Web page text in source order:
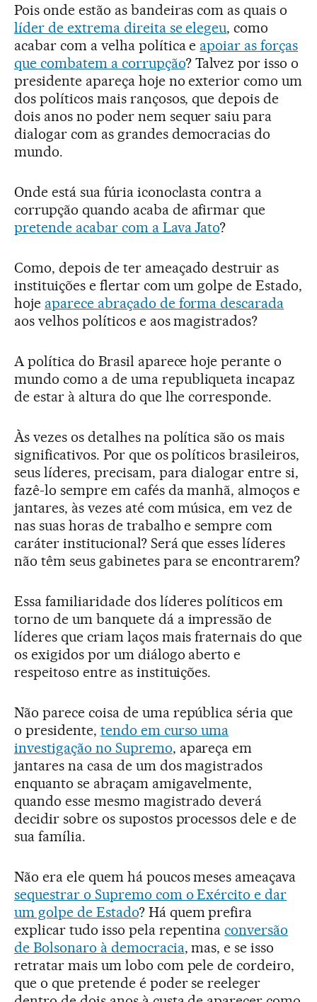
Pois onde estão as bandeiras com as quais o
líder de extrema direita se elegeu, como
acabar com a velha política e apoiar as forças
que combatem a corrupção? Talvez por isso o
presidente apareça hoje no exterior como um
dos políticos mais rançosos, que depois de
dois anos no poder nem sequer saiu para
dialogar com as grandes democracias do
mundo.
Onde está sua fúria iconoclasta contra a
corrupção quando acaba de afirmar que
pretende acabar com a Lava Jato?
Como, depois de ter ameaçado destruir as
instituições e flertar com um golpe de Estado,
hoje aparece abraçado de forma descarada
aos velhos políticos e aos magistrados?
A política do Brasil aparece hoje perante o
mundo como a de uma republiqueta incapaz
de estar à altura do que lhe corresponde.
Às vezes os detalhes na política são os mais
significativos. Por que os políticos brasileiros,
seus líderes, precisam, para dialogar entre si,
fazê-lo sempre em cafés da manhã, almoços e
jantares, às vezes até com música, em vez de
nas suas horas de trabalho e sempre com
caráter institucional? Será que esses líderes
não têm seus gabinetes para se encontrarem?
Essa familiaridade dos líderes políticos em
torno de um banquete dá a impressão de
líderes que criam laços mais fraternais do que
os exigidos por um diálogo aberto e
respeitoso entre as instituições.
Não parece coisa de uma república séria que
o presidente, tendo em curso uma
investigação no Supremo, apareça em
jantares na casa de um dos magistrados
enquanto se abraçam amigavelmente,
quando esse mesmo magistrado deverá
decidir sobre os supostos processos dele e de
sua família.
Não era ele quem há poucos meses ameaçava
sequestrar o Supremo com o Exército e dar
um golpe de Estado? Há quem prefira
explicar tudo isso pela repentinaconversão
de Bolsonaro à democracia, mas, e se isso
retratar mais um lobo com pele de cordeiro,
que o que pretende é poder se reeleger